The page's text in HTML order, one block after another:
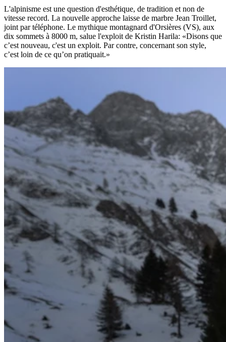
L'alpinisme est une question d'esthétique, de tradition et non de
vitesse record. La nouvelle approche laisse de marbre Jean Troillet,
joint par téléphone. Le mythique montagnard d'Orsières (VS), aux
dix sommets à 8000 m, salue l'exploit de Kristin Harila: «Disons que
c’est nouveau, c'est un exploit. Par contre, concernant son style,
c’est loin de ce qu’on pratiquait.»